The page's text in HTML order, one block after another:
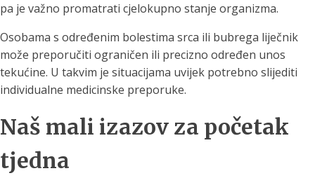
pa je važno promatrati cjelokupno stanje organizma.
Osobama s određenim bolestima srca ili bubrega liječnik
može preporučiti ograničen ili precizno određen unos
tekućine. U takvim je situacijama uvijek potrebno slijediti
individualne medicinske preporuke.
Naš mali izazov za početak
tjedna